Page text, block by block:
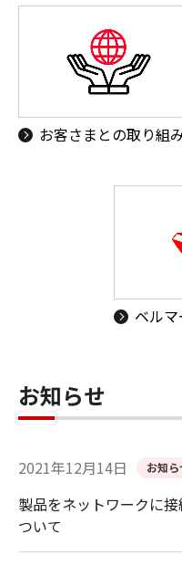
お客さまとの取り組
ベル
お知らせ
2021年12月14日 お知ら
製品をネットワークに
ついて